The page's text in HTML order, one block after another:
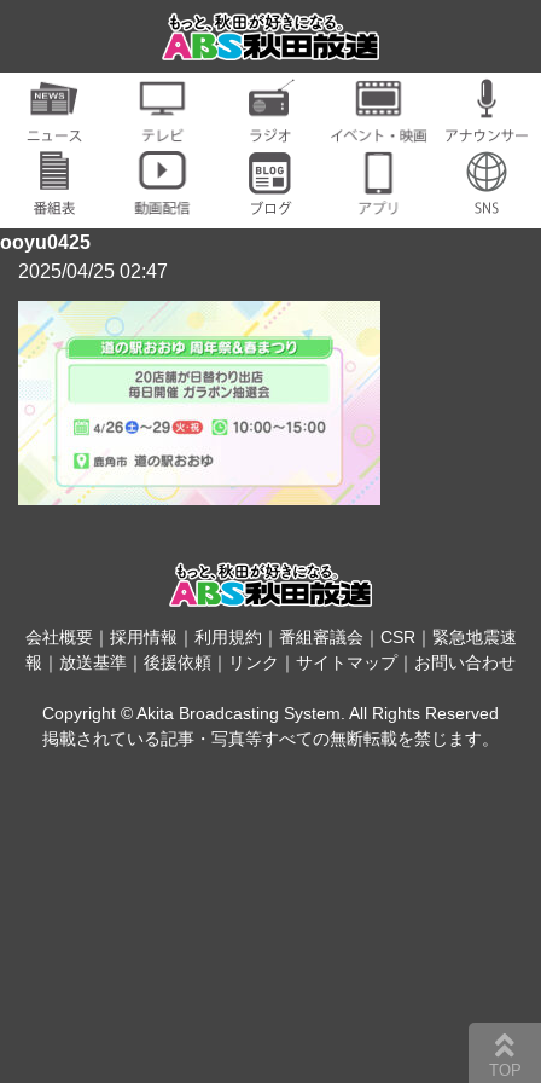
ooyu0425
2025/04/25 02:47
会社概要｜ 採用情報 ｜ 利用規約 ｜ 番組審議会 ｜ CSR｜ 緊急地震速
報 ｜ 放送基準 ｜ 後援依頼 ｜ リンク ｜ サイトマップ｜ お問い合わせ
Copyright © Akita Broadcasting System. All Rights Reserved
掲載されている記事・写真等すべての無断転載を禁じます。